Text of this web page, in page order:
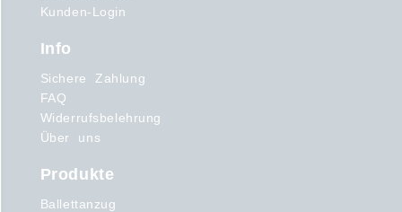
Kunden-Login
Info
Sichere Zahlung
FAQ
Widerrufsbelehrung
Über uns
Produkte
Ballettanzug